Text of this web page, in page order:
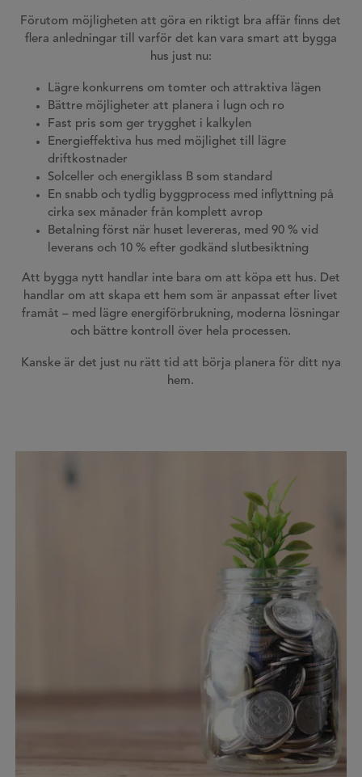
Förutom möjligheten att göra en riktigt bra affär finns det
flera anledningar till varför det kan vara smart att bygga
hus just nu:
Lägre konkurrens om tomter och attraktiva lägen
Bättre möjligheter att planera i lugn och ro
Fast pris som ger trygghet i kalkylen
Energieffektiva hus med möjlighet till lägre
driftkostnader
Solceller och energiklass B som standard
En snabb och tydlig byggprocess med inflyttning på
cirka sex månader från komplett avrop
Betalning först när huset levereras, med 90 % vid
leverans och 10 % efter godkänd slutbesiktning
Att bygga nytt handlar inte bara om att köpa ett hus. Det
handlar om att skapa ett hem som är anpassat efter livet
framåt – med lägre energiförbrukning, moderna lösningar
och bättre kontroll över hela processen.
Kanske är det just nu rätt tid att börja planera för ditt nya
hem.